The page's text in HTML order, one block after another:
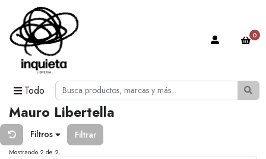
Todo
0
Mauro Libertella
Filtros Filtrar
Mostrando 2 de 2